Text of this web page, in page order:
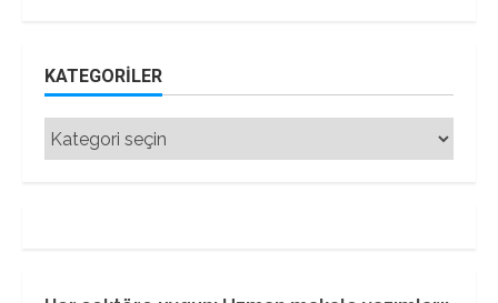
KATEGORILER
Kategoriler